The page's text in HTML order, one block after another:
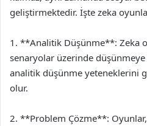
geliştirmektedir. İşte zeka
1. **Analitik Düşünme**: Zeka
senaryolar üzerinde
analitik düşünme yeteneklerini
olur.
2. **Problem Çözme**: